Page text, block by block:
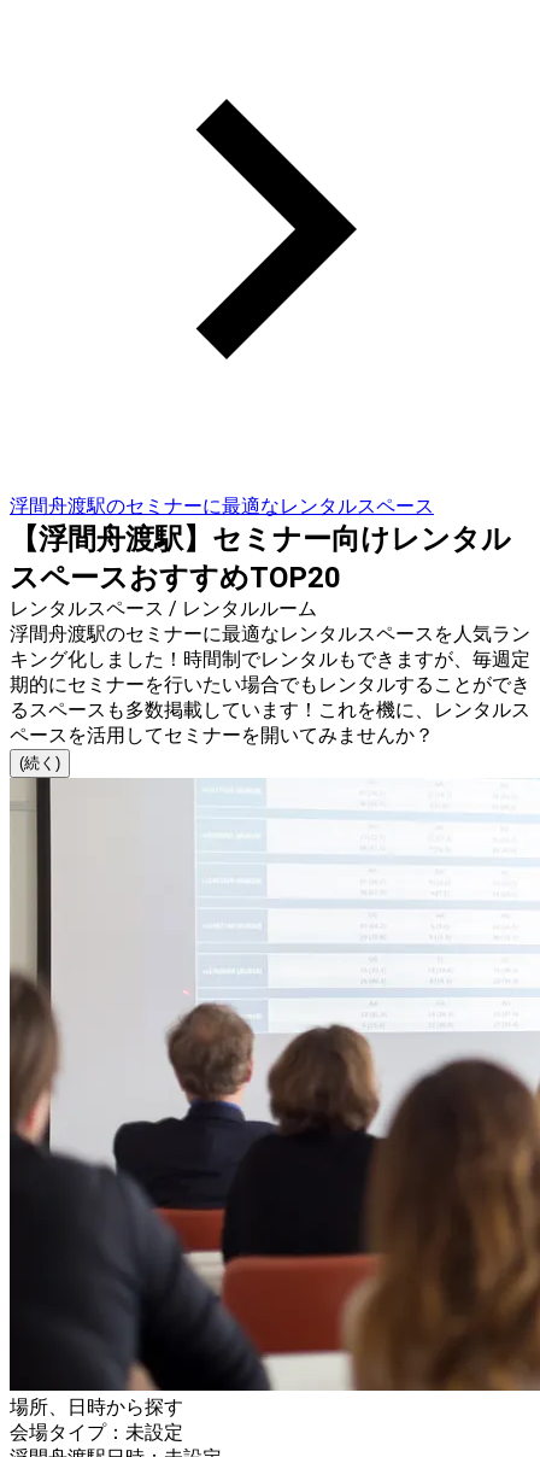
浮間舟渡駅のセミナーに最適なレンタルスペース
【浮間舟渡駅】セミナー向けレンタル
スペースおすすめTOP20
レンタルスペース / レンタルルーム
浮間舟渡駅のセミナーに最適なレンタルスペースを人気ラン
キング化しました！時間制でレンタルもできますが、毎週定
期的にセミナーを行いたい場合でもレンタルすることができ
るスペースも多数掲載しています！これを機に、レンタルス
ペースを活用してセミナーを開いてみませんか？
(続く)
場所、日時から探す
会場タイプ：未設定